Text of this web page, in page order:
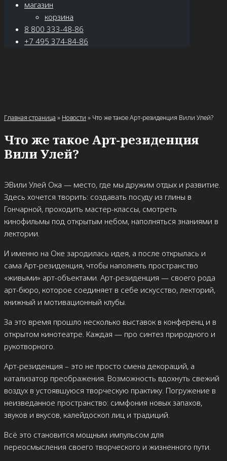
магазин
корзина
8 800 333-48-86
+7 495 374-84-86
Главная страница » Новости » Что же такое Арт-резиденция Вили Улей?
Что же такое Арт-резиденция
Вили Улей?
ЭВили Улей Ока — место, где мы дружим отдых и развитие.
Здесь хочется творить: создавать посуду из глины в
Гончарной, проходить мастер-классы, смотреть
кинофильмы под открытым небом, наполняться знаниями в
лектории.
И именно на Оке зародилась идея, а после открылась и
сама Арт-резиденция, чтобы наполнять пространство
«живыми» арт-объектами. Арт-резиденция — своего рода
арт-бюро, которое соединяет в себе искусство, лекторий,
книжный и мотивационный клубы.
За это время прошло несколько выставок в конференц и в
открытом кинотеатре. Каждая — про синтез природного и
рукотворного.
Арт-резиденция – это не просто смена декораций, а
катализатор преображения. Возможность вдохнуть свежий
воздух в устоявшуюся творческую практику. Погружение в
неизведанное пространство: симфония новых запахов,
звуков и вкусов, калейдоскоп лиц и традиций.
Всё это становится мощным импульсом для
переосмысления своего творческого и жизненного пути.